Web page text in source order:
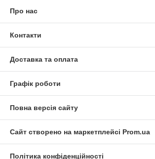
Про нас
Контакти
Доставка та оплата
Графік роботи
Повна версія сайту
Сайт створено на маркетплейсі Prom.ua
Політика конфіденційності